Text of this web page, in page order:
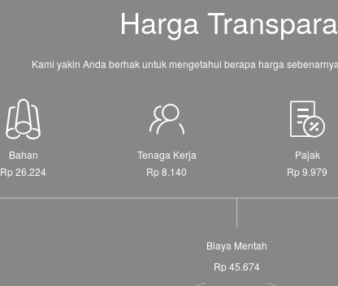
Harga
Kami yakin Anda berhak untuk mengetahui berapa harga
Bahan
Rp 26.224
Tenaga Kerja
Rp 8.140
Pajak
Rp 9.979
Biaya Mentah
Rp 45.674